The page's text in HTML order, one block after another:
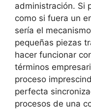
administración. Si
como si fuera un
sería el
pequeñas piezas
hacer funcionar
términos
proceso
perfecta
procesos de una